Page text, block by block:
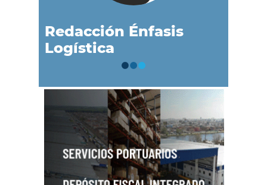
Redacción Énfasis
Logística